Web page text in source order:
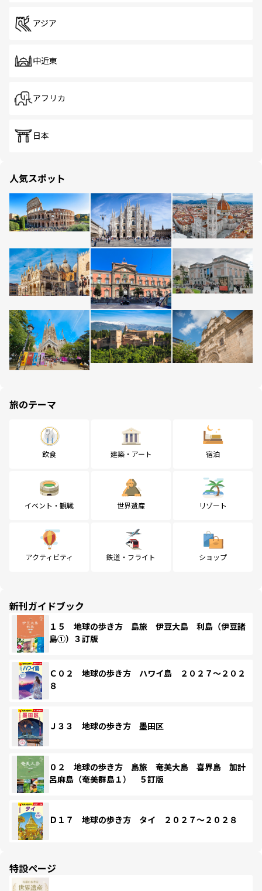
アジア
中近東
アフリカ
日本
人気スポット
旅のテーマ
飲食 建築・アート 宿泊
イベント・観戦 世界遺産 リゾート
アクティビティ 鉄道・フライト ショップ
新刊ガイドブック
１５ 地球の歩き方 島旅 伊豆大島 利島（伊豆諸
島①）３訂版
Ｃ０２ 地球の歩き方 ハワイ島 ２０２７～２０２
８
Ｊ３３ 地球の歩き方 墨田区
０２ 地球の歩き方 島旅 奄美大島 喜界島 加計
呂麻島（奄美群島１） ５訂版
Ｄ１７ 地球の歩き方 タイ ２０２７～２０２８
特設ページ